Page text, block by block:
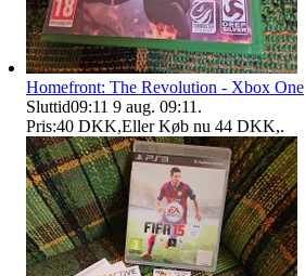
Homefront: The Revolution - Xbox One
Sluttid09:11 9 aug. 09:11 .
Pris:40 DKK,Eller Køb nu 44 DKK,.